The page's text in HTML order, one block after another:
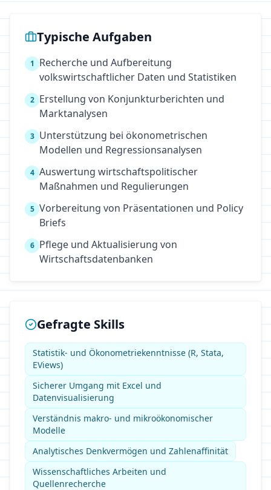
Typische Aufgaben
1
Recherche und Aufbereitung
volkswirtschaftlicher Daten und Statistiken
2 Erstellung von Konjunkturberichten und
Marktanalysen
3 Unterstützung bei ökonometrischen
Modellen und Regressionsanalysen
4 Auswertung wirtschaftspolitischer
Maßnahmen und Regulierungen
5 Vorbereitung von Präsentationen und Policy
Briefs
6 Pflege und Aktualisierung von
Wirtschaftsdatenbanken
Gefragte Skills
Statistik- und Ökonometriekenntnisse (R, Stata,
EViews)
Sicherer Umgang mit Excel und
Datenvisualisierung
Verständnis makro- und mikroökonomischer
Modelle
Analytisches Denkvermögen und Zahlenaffinität
Wissenschaftliches Arbeiten und
Quellenrecherche